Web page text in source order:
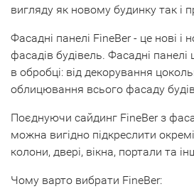
вигляду як новому будинку так і
Фасадні панелі FineBer - це нові і
фасадів будівель. Фасадні
в обробці: від декорування
облицювання всього фасаду
Поєднуючи сайдинг FineBer з
можна вигідно підкреслити
колони, двері, вікна, портали та
Чому варто вибрати FineBer: